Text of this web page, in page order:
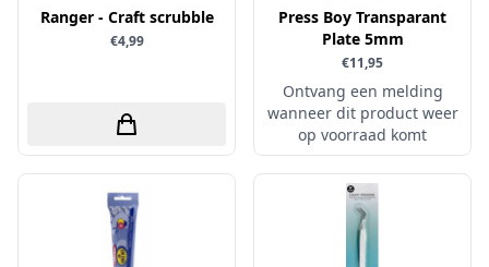
Pronty
Reprint
Scrap-Boys
ScrapAndMe
Sizzix
Ranger - Craft scrubble
€4,99
Press Boy Transparant
Plate 5mm
€11,95
Ontvang een melding
wanneer dit product weer
op voorraad komt